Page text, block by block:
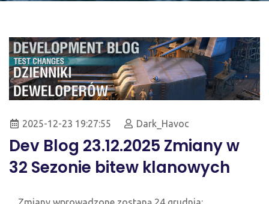
2025-12-23 19:27:55 Dark_Havoc
Dev Blog 23.12.2025 Zmiany w
32 Sezonie bitew klanowych